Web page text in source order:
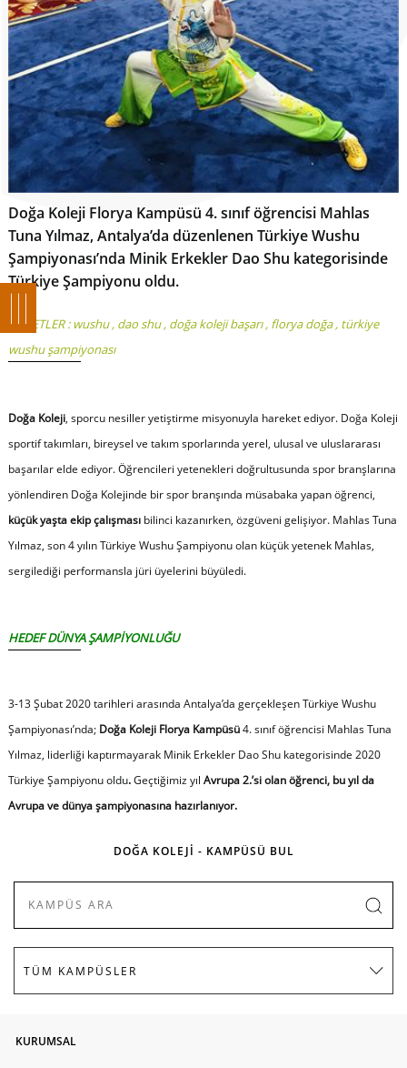
Doğa Koleji Florya Kampüsü 4. sınıf öğrencisi Mahlas
Tuna Yılmaz, Antalya’da düzenlenen Türkiye Wushu
Şampiyonası’nda Minik Erkekler Dao Shu kategorisinde
Türkiye Şampiyonu oldu.
ETİKETLER :wushu, dao shu, doğa koleji başarı, florya doğa, türkiye
wushu şampiyonası
Doğa Koleji, sporcu nesiller yetiştirme misyonuyla hareket ediyor. Doğa Koleji
sportif takımları, bireysel ve takım sporlarında yerel, ulusal ve uluslararası
başarılar elde ediyor. Öğrencileri yetenekleri doğrultusunda spor branşlarına
yönlendiren Doğa Kolejinde bir spor branşında müsabaka yapan öğrenci,
küçük yaşta ekip çalışmasıbilinci kazanırken, özgüveni gelişiyor. Mahlas Tuna
Yılmaz, son 4 yılın Türkiye Wushu Şampiyonu olan küçük yetenek Mahlas,
sergilediği performansla jüri üyelerini büyüledi.
HEDEF DÜNYA ŞAMPİYONLUĞU
3-13 Şubat 2020 tarihleri arasında Antalya’da gerçekleşen Türkiye Wushu
Şampiyonası’nda; Doğa Koleji Florya Kampüsü4. sınıf öğrencisi Mahlas Tuna
Yılmaz, liderliği kaptırmayarak Minik Erkekler Dao Shu kategorisinde 2020
Türkiye Şampiyonu oldu.Geçtiğimiz yıl Avrupa 2.’si olan öğrenci, bu yıl da
Avrupa ve dünya şampiyonasına hazırlanıyor.
DOĞA KOLEJİ - KAMPÜSÜ BUL
KURUMSAL